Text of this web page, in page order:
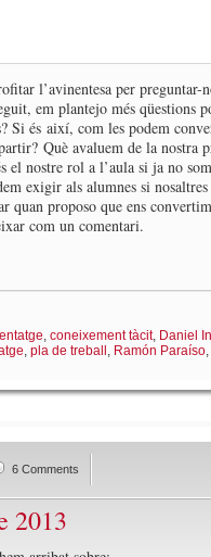
l’avinentesa per preguntar-
em plantejo més qüestions
Si és així, com les podem
Què avaluem de la nostra
el nostre rol a l’aula si ja no
exigir als alumnes si
quan proposo que ens
com un comentari.
coneixement tàcit, Daniel
pla de treball Ramón Paraíso
6 Comments
2013